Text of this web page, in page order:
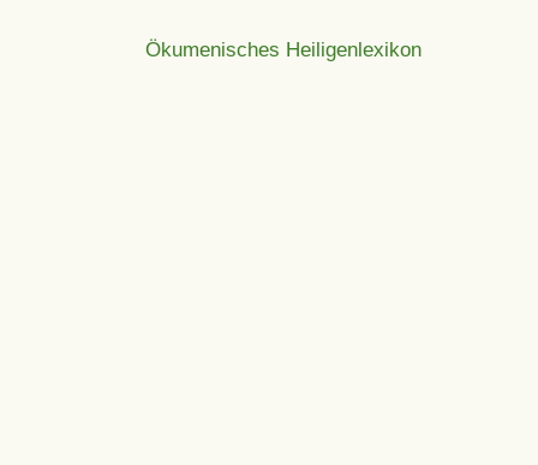
Ökumenisches Heiligenlexikon